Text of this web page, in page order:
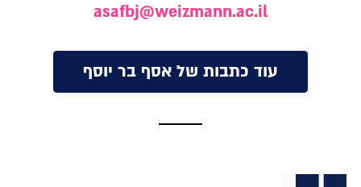
asafbj@weizmann.ac.il
עוד כתבות של אסף בר יוסף